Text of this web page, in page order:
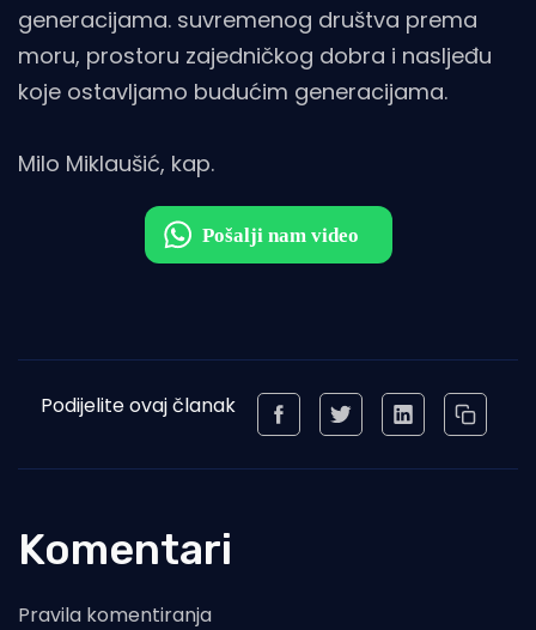
generacijama. suvremenog društva prema
moru, prostoru zajedničkog dobra i nasljeđu
koje ostavljamo budućim generacijama.
Milo Miklaušić, kap.
Podijelite ovaj članak
Komentari
Pravila komentiranja